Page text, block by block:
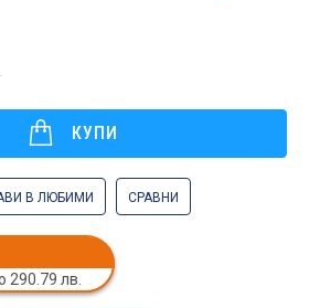
КУПИ
В ЛЮБИМИ СРАВНИ
290.79 лв.